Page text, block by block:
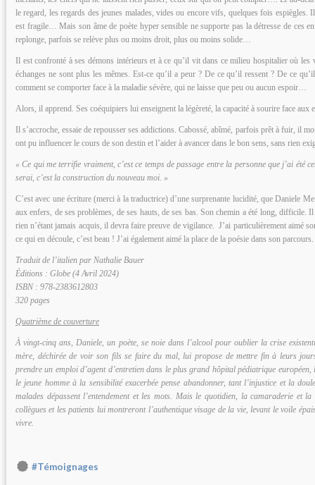
le regard, les regards des jeunes malades, vides ou encore vifs, quelques fois espiègles.
est fragile… Mais son âme de poète hyper sensible ne supporte pas la détresse de ces
replonge, parfois se relève plus ou moins droit, plus ou moins solide…
Il est confronté à ses démons intérieurs et à ce qu’il vit dans ce milieu hospitalier où les
échanges ne sont plus les mêmes. Est-ce qu’il a peur ? De ce qu’il ressent ? De ce
comment se comporter face à la maladie sévère, qui ne laisse que peu ou aucun espoir…
Alors, il apprend. Ses coéquipiers lui enseignent la légèreté, la capacité à sourire face aux
Il s’accroche, essaie de repousser ses addictions. Cabossé, abîmé, parfois prêt à fuir, il
ont pu influencer le cours de son destin et l’aider à avancer dans le bon sens, sans rien
« Ce qui me terrifie vraiment, c’est ce temps de passage entre la personne que j’ai été
serai, c’est la construction du nouveau moi. »
C’est avec une écriture (merci à la traductrice) d’une surprenante lucidité, que Daniele
aux enfers, de ses problèmes, de ses hauts, de ses bas. Son chemin a été long, difficile.
rien n’étant jamais acquis, il devra faire preuve de vigilance. J’ai particulièrement aimé
ce qui en découle, c’est beau ! J’ai également aimé la place de la poésie dans son parcours.
Traduit de l’italien par Nathalie Bauer
Éditions : Globe (4 Avril 2024)
ISBN : 978-2383612803
320 pages
Quatrième de couverture
À vingt-cinq ans, Daniele, un poète, se noie dans l’alcool pour oublier la crise
mère, déchirée de voir son fils se faire du mal, lui propose de mettre fin à leurs
prendre un emploi d’agent d’entretien dans le plus grand hôpital pédiatrique européen,
le jeune homme à la sensibilité exacerbée pense abandonner, tant l’injustice et la
malades dépassent l’entendement et les mots. Mais le quotidien, la camaraderie et
collègues et les patients lui montreront l’authentique visage de la vie, levant le voile
vivre.
#Témoignages